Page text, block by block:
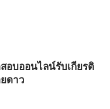
อบออนไลน์รับเกียรติ
ดาว